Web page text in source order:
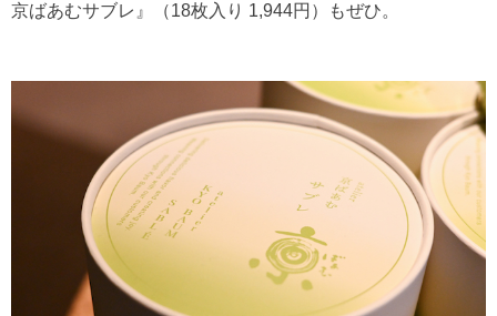
京ばあむサブレ』（18枚入り 1,944円）もぜひ。